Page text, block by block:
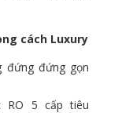
cách Luxury
đứng đứng gọn
RO 5 cấp tiêu